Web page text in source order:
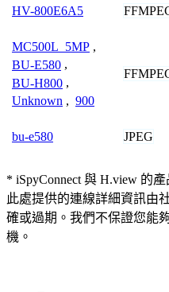
HV-800E6A5
MC500L_5MP ,
BU-E580 ,
BU-H800 ,
Unknown , 900
bu-e580 JPEG
* iSpyConnect 與 H.view 的
此處提供的連線詳細資訊由
確或過期。我們不保證您能
機。